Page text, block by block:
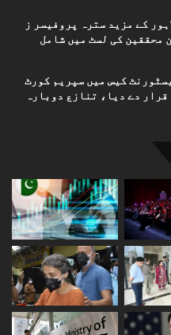
کے مزید سترہ پروفیسر ز
محققین کی لسٹ میں شامل
کیس میں سپریم کورٹ
قرار دے دیا، تنازع دوبارہ